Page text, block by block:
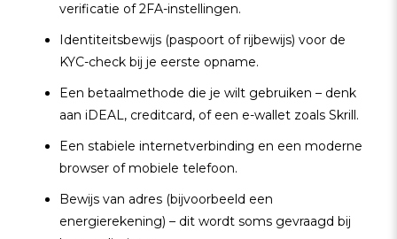
verificatie of 2FA-instellingen.
Identiteitsbewijs (paspoort of rijbewijs) voor de
KYC-check bij je eerste opname.
Een betaalmethode die je wilt gebruiken – denk
aan iDEAL, creditcard, of een e-wallet zoals Skrill.
Een stabiele internetverbinding en een moderne
browser of mobiele telefoon.
Bewijs van adres (bijvoorbeeld een
energierekening) – dit wordt soms gevraagd bij